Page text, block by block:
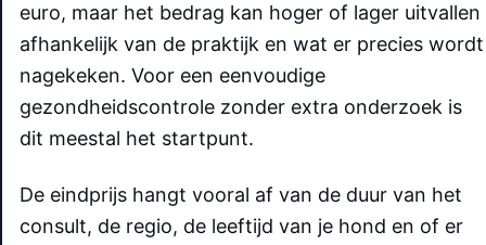
euro, maar het bedrag kan hoger of lager uitvallen
afhankelijk van de praktijk en wat er precies wordt
nagekeken. Voor een eenvoudige
gezondheidscontrole zonder extra onderzoek is
dit meestal het startpunt.
De eindprijs hangt vooral af van de duur van het
consult, de regio, de leeftijd van je hond en of er